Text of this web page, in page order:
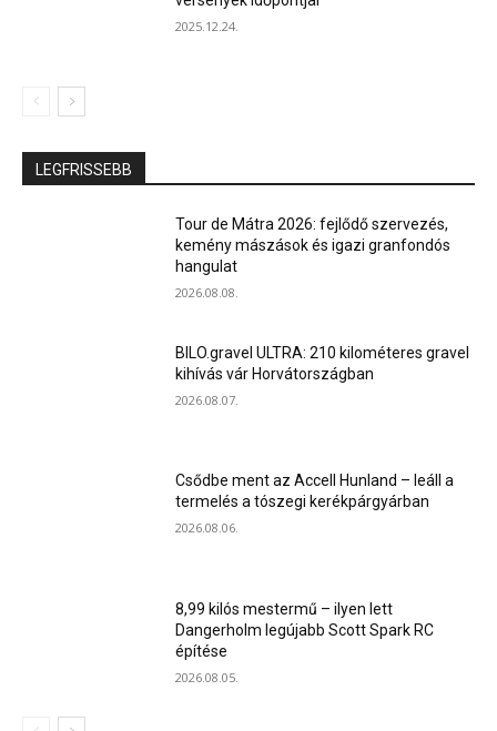
2025.12.24.
LEGFRISSEBB
Tour de Mátra 2026: fejlődő szervezés,
kemény mászások és igazi granfondós
hangulat
2026.08.08.
BILO.gravel ULTRA: 210 kilométeres gravel
kihívás vár Horvátországban
2026.08.07.
Csődbe ment az Accell Hunland – leáll a
termelés a tószegi kerékpárgyárban
2026.08.06.
8,99 kilós mestermű – ilyen lett
Dangerholm legújabb Scott Spark RC
építése
2026.08.05.